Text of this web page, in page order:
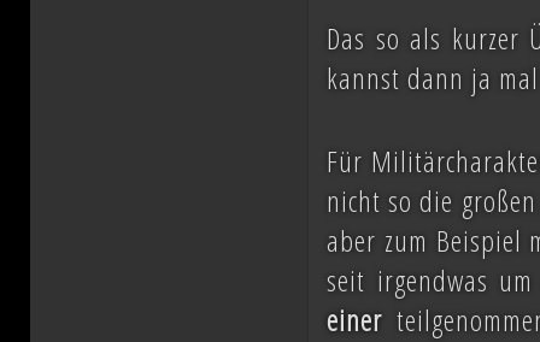
Das so als
kannst dann ja
Für
nicht so die
aber zum Beispiel
seit irgendwas
einer